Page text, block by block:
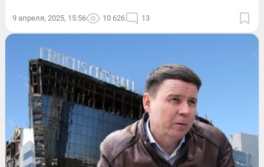
9 апреля, 2025, 15:56 10 626 13